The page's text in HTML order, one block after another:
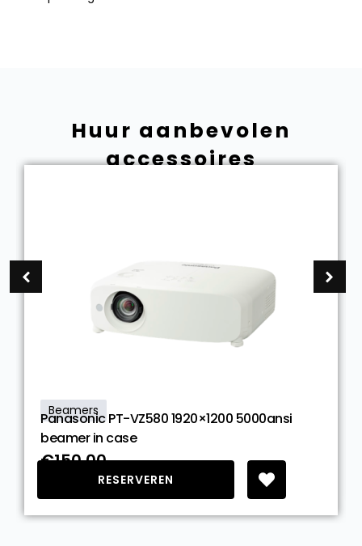
Huur aanbevolen
accessoires
Beamers
Panasonic PT-VZ580 1920×1200 5000ansi
beamer in case
€150.00
RESERVEREN